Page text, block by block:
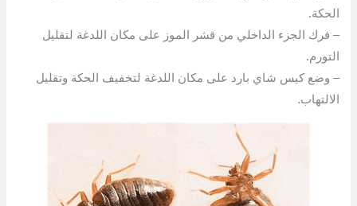
الحكة.
– فرك الجزء الداخلي من قشر الموز على مكان اللدغة لتقليل
التورم.
– وضع كيس شاي بارد على مكان اللدغة لتخفيف الحكة وتقليل
الالتهاب.